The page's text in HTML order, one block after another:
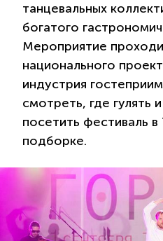
танцевальных
богатого
Мероприятие
национального
индустрия
смотреть, где гулять
посетить фестиваль
подборке.